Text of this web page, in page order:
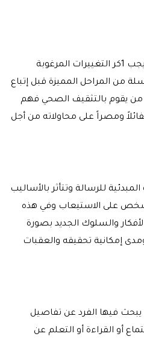
عند التعرض للتثقيف الصحي يجب 1كر التغييرات المرغوبة
من المراحل المميزة قبل إتباع
يقوم بالتثقيف الصحي فهم
ومصراً على محاولاته من أجل
للرسالة وتتأثر بالأساليب
على الاستيعاب وفي هذه
والسلوك الجديد بصورة
إمكانية تحقيقه والعقبات
يبحث فيها الفرد عن تفاصيل
أو القراءة أو التعلم عن